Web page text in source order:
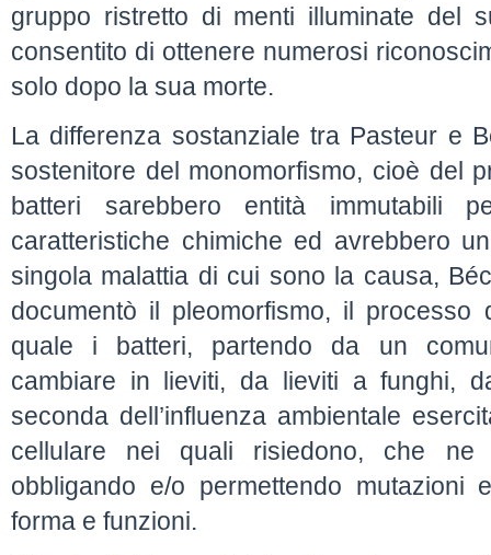
gruppo ristretto di menti illuminate del
consentito di ottenere numerosi
solo dopo la sua morte.
La differenza sostanziale tra Pasteur e
sostenitore del monomorfismo, cioè del
batteri sarebbero entità immutabili
caratteristiche chimiche ed avrebbero
singola malattia di cui sono la causa,
documentò il pleomorfismo, il processo
quale i batteri, partendo da un
cambiare in lieviti, da lieviti a funghi,
seconda dell’influenza ambientale
cellulare nei quali risiedono, che ne
obbligando e/o permettendo mutazioni
forma e funzioni.